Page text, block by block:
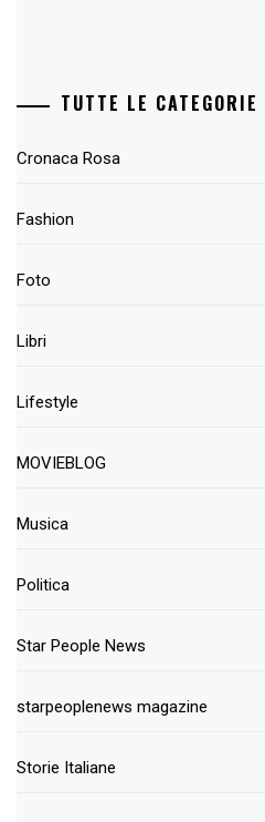
TUTTE LE CATEGORIE
Cronaca Rosa
Fashion
Foto
Libri
Lifestyle
MOVIEBLOG
Musica
Politica
Star People News
starpeoplenews magazine
Storie Italiane